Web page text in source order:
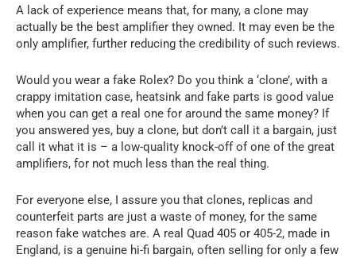
A lack of experience means that, for many, a clone may
actually be the best amplifier they owned. It may even be the
only amplifier, further reducing the credibility of such reviews.
Would you wear a fake Rolex? Do you think a ‘clone’, with a
crappy imitation case, heatsink and fake parts is good value
when you can get a real one for around the same money? If
you answered yes, buy a clone, but don’t call it a bargain, just
call it what it is – a low-quality knock-off of one of the great
amplifiers, for not much less than the real thing.
For everyone else, I assure you that clones, replicas and
counterfeit parts are just a waste of money, for the same
reason fake watches are. A real Quad 405 or 405-2, made in
England, is a genuine hi-fi bargain, often selling for only a few